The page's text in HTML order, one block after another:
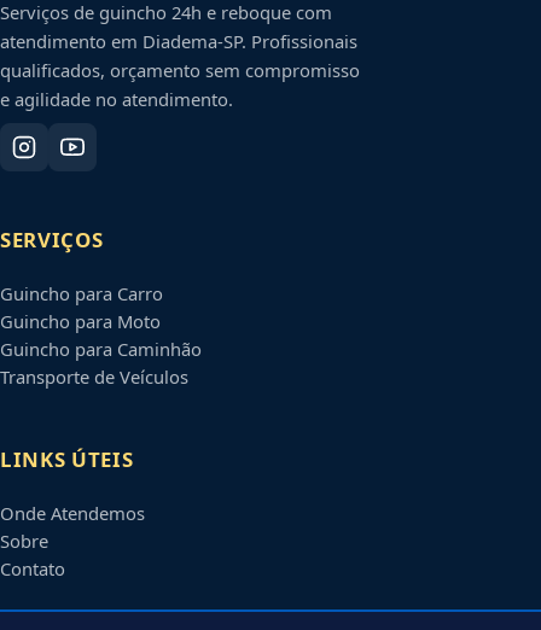
Serviços de guincho 24h e reboque com
atendimento em Diadema-SP. Profissionais
qualificados, orçamento sem compromisso
e agilidade no atendimento.
SERVIÇOS
Guincho para Carro
Guincho para Moto
Guincho para Caminhão
Transporte de Veículos
LINKS ÚTEIS
Onde Atendemos
Sobre
Contato